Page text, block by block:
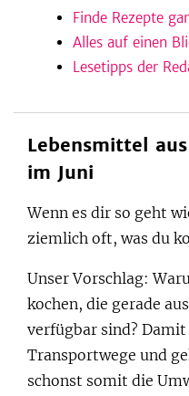
Finde Rezepte
Alles auf einen
Lesetipps der
Lebensmittel
im Juni
Wenn es dir so geht
ziemlich oft, was du
Unser Vorschlag:
kochen, die gerade
verfügbar sind?
Transportwege und
schonst somit die